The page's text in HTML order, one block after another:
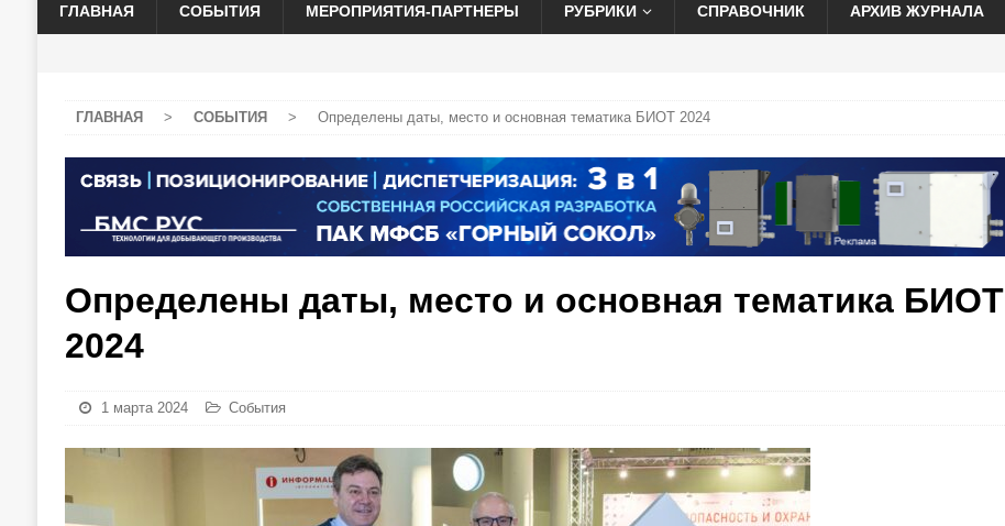
ГЛАВНАЯ СОБЫТИЯ МЕРОПРИЯТИЯ-ПАРТНЕРЫ РУБРИКИ СПРАВОЧНИК АРХИВ ЖУРНАЛА
ГЛАВНАЯ > СОБЫТИЯ > Определены даты, место и основная тематика БИОТ 2024
Определены даты, место и основная тематика БИОТ
2024
1 марта 2024 События